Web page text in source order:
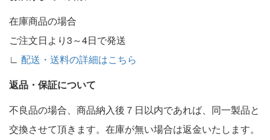
在庫商品の場合
ご注文日より3～4日で発送
∟ 配送・送料の詳細はこちら
返品・保証について
不良品の場合、商品納入後７日以内であれば、同一製品と
交換させて頂きます。在庫が無い場合は返金いたします。